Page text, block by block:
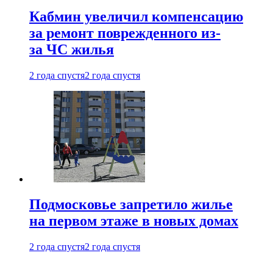
Кабмин увеличил компенсацию
за ремонт поврежденного из-
за ЧС жилья
2 года спустя2 года спустя
Подмосковье запретило жилье
на первом этаже в новых домах
2 года спустя2 года спустя